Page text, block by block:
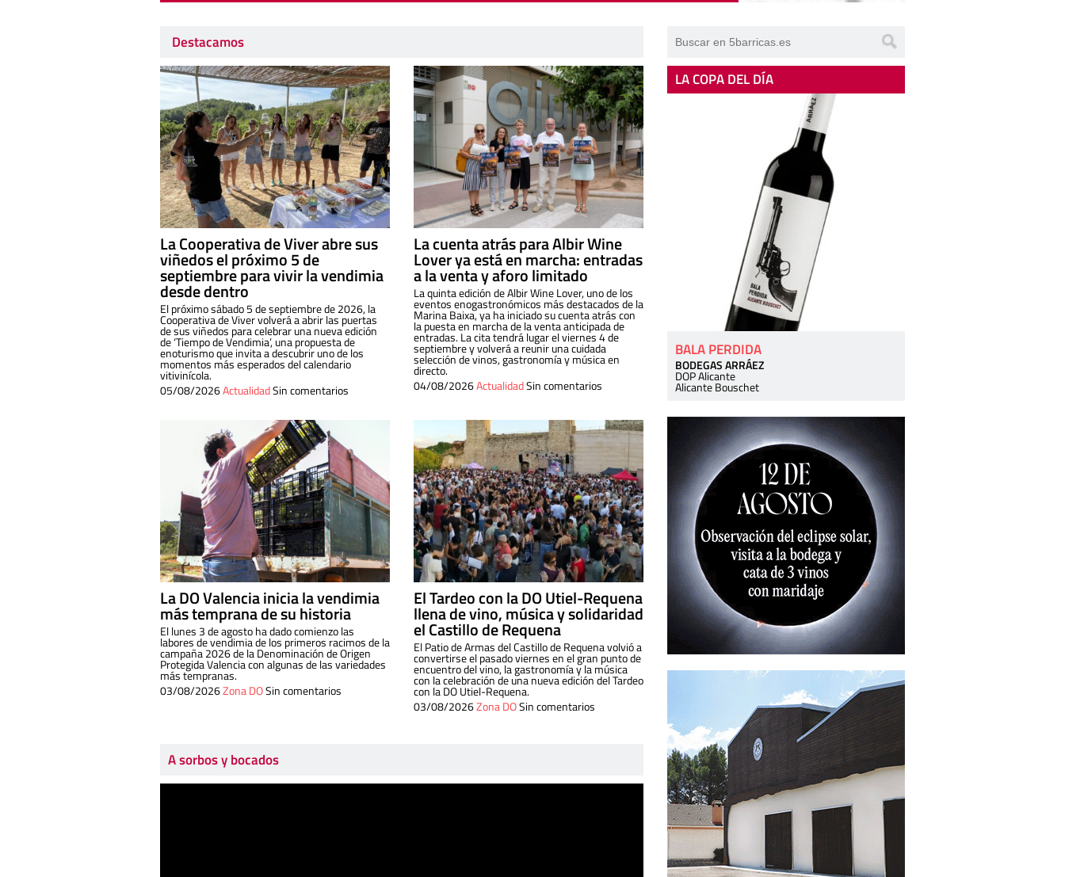
Destacamos
La Cooperativa de Viver abre sus
viñedos el próximo 5 de
septiembre para vivir la vendimia
desde dentro
El próximo sábado 5 de septiembre de 2026, la
Cooperativa de Viver volverá a abrir las puertas
de sus viñedos para celebrar una nueva edición
de ‘Tiempo de Vendimia’, una propuesta de
enoturismo que invita a descubrir uno de los
momentos más esperados del calendario
vitivinícola.
05/08/2026ActualidadSin comentarios
La cuenta atrás para Albir Wine
Lover ya está en marcha: entradas
a la venta y aforo limitado
La quinta edición de Albir Wine Lover, uno de los
eventos enogastronómicos más destacados de la
Marina Baixa, ya ha iniciado su cuenta atrás con
la puesta en marcha de la venta anticipada de
entradas. La cita tendrá lugar el viernes 4 de
septiembre y volverá a reunir una cuidada
selección de vinos, gastronomía y música en
directo.
04/08/2026ActualidadSin comentarios
La DO Valencia inicia la vendimia
más temprana de su historia
El lunes 3 de agosto ha dado comienzo las
labores de vendimia de los primeros racimos de la
campaña 2026 de la Denominación de Origen
Protegida Valencia con algunas de las variedades
más tempranas.
03/08/2026Zona DOSin comentarios
El Tardeo con la DO Utiel-Requena
llena de vino, música y solidaridad
el Castillo de Requena
El Patio de Armas del Castillo de Requena volvió a
convertirse el pasado viernes en el gran punto de
encuentro del vino, la gastronomía y la música
con la celebración de una nueva edición del Tardeo
con la DO Utiel-Requena.
03/08/2026Zona DOSin comentarios
A sorbos y bocados
LA COPA DEL DÍA
BALA PERDIDA
BODEGAS ARRÁEZ
DOP Alicante
Alicante Bouschet